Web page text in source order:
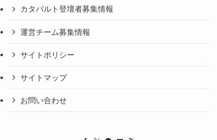
カタパルト登壇者募集情報
運営チーム募集情報
サイトポリシー
サイトマップ
お問い合わせ